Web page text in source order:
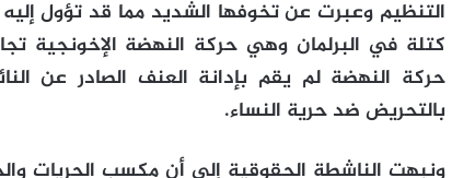
التنظيم وعبرت عن تخوفها الشديد مما قد تؤول
كتلة في البرلمان وهي حركة النهضة الإخونجية
حركة النهضة لم يقم بإدانة العنف الصادر عن
بالتحريض ضد حرية النساء.
ونبهت الناشطة الحقوقية إلى أن مكسب